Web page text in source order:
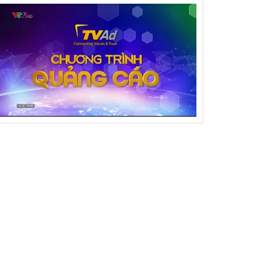
lệ Cuộc thi Sáng tạo DCTTNNĐ lần thứ I năm
định thành lập BTC Cuộc thi ST dành cho
tỉnh Đằk Lắk lần thứ I năm 2026
nghị Ủy ban MTTQ Việt Nam tỉnh Đắk Lắk lần
ba, khóa I, nhiệm kỳ 2025 – 2030
giải pháp vào chung khảo Hội thi Sáng tạo kỹ
khu vực phía Đông Đắk Lắk